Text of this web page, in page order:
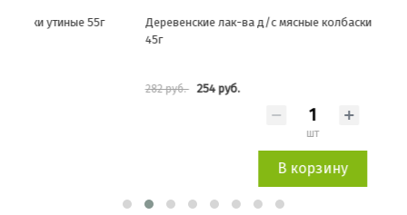
Деревенские лак-ва д/с мясные колбаски из говядины 7шт